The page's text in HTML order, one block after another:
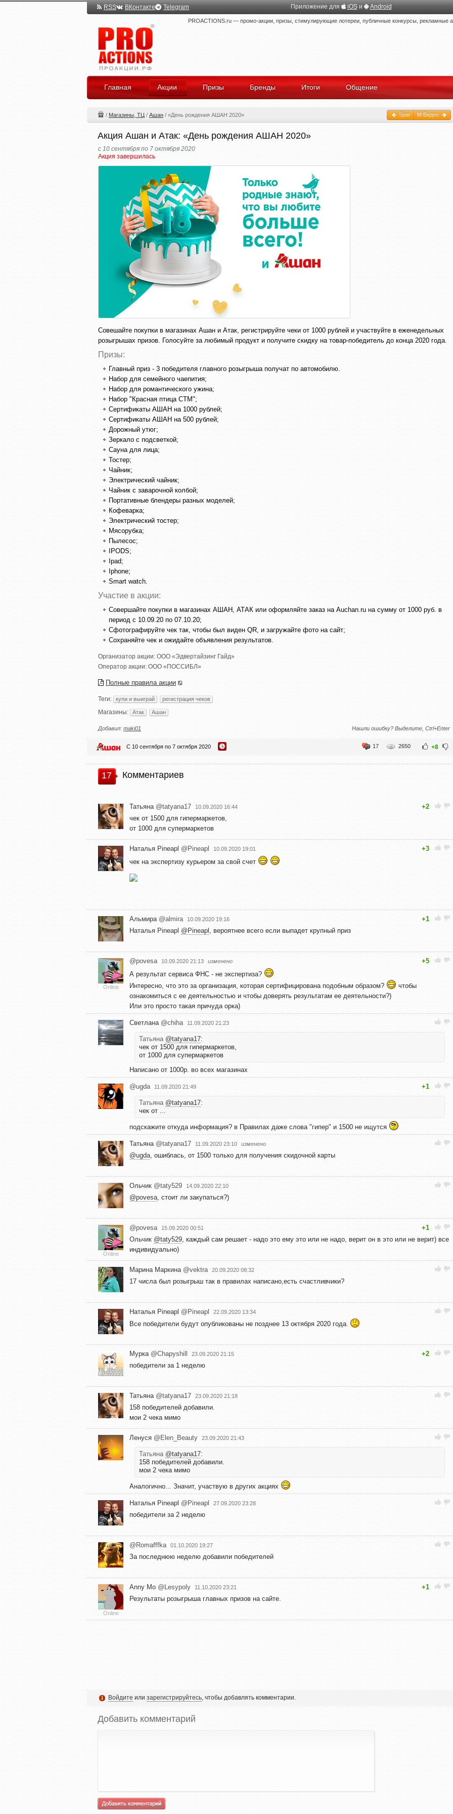
RSS ВКонтакте Telegram Приложение для iOSи Android
PROACTIONS.ru — промо-акции, призы, стимулирующие лотереи, публичные конкурсы, рекламные
Главная Акции Призы Бренды Итоги Общение
Spar М.Видео
/ Магазины, ТЦ / Ашан / «День рождения АШАН 2020»
Акция Ашан и Атак: «День рождения АШАН 2020»
с 10 сентября по 7 октября 2020
Акция завершилась
Совешайте покупки в магазинах Ашан и Атак, регистрируйте чеки от 1000 рублей и участвуйте в еженедельных
розыгрышах призов. Голосуйте за любимый продукт и получите скидку на товар-победитель до конца 2020 года.
Призы:
Главный приз - 3 победителя главного розыгрыша получат по автомобилю.
Набор для семейного чаепития;
Набор для романтического ужина;
Набор "Красная птица СТМ";
Сертификаты АШАН на 1000 рублей;
Сертификаты АШАН на 500 рублей;
Дорожный утюг;
Зеркало с подсветкой;
Сауна для лица;
Тостер;
Чайник;
Электрический чайник;
Чайник с заварочной колбой;
Портативные блендеры разных моделей;
Кофеварка;
Электрический тостер;
Мясорубка;
Пылесос;
IPODS;
Ipad;
Iphone;
Smart watch.
Участие в акции:
Совершайте покупки в магазинах АШАН, АТАК или оформляйте заказ на Auchan.ru на сумму от 1000 руб. в
период с 10.09.20 по 07.10.20;
Сфотографируйте чек так, чтобы был виден QR, и загружайте фото на сайт;
Сохраняйте чек и ожидайте объявления результатов.
Организатор акции: ООО «Эдвертайзинг Гайд»
Оператор акции: ООО «ПОССИБЛ»
Полные правила акции
Теги: купи и выиграй регистрация чеков
Магазины: Атак Ашан
Добавил: maki01 Нашли ошибку? Выделите, Ctrl+Enter
С 10 сентября по 7 октября 2020 +8
2650
17
17 Комментариев
Татьяна @tatyana17 10.09.2020 16:44
+2
чек от 1500 для гипермаркетов,
от 1000 для супермаркетов
Наталья Pineapl @Pineapl 10.09.2020 19:01
+3
чек на экспертизу курьером за свой счет
Альмира @almira 10.09.2020 19:16
+1
Наталья Pineapl @Pineapl , вероятнее всего если выпадет крупный приз
Online
@povesa 10.09.2020 21:13 изменено
+5
А результат сервиса ФНС - не экспертиза?
Интересно, что это за организация, которая сертифицирована подобным образом?
чтобы
ознакомиться с ее деятельностью и чтобы доверять результатам ее деятельности?)
Или это просто такая причуда орка)
Светлана @chiha 11.09.2020 21:23
Татьяна @tatyana17:
чек от 1500 для гипермаркетов,
от 1000 для супермаркетов
Написано от 1000р. во всех магазинах
@ugda 11.09.2020 21:49 +1
Татьяна @tatyana17:
чек от ...
подскажите откуда информация? в Правилах даже слова "гипер" и 1500 не ищутся
Татьяна @tatyana17 11.09.2020 23:10 изменено
@ugda, ошиблась, от 1500 только для получения скидочной карты
Ольчик @taty529 14.09.2020 22:10
@povesa, стоит ли закупаться?)
Online
@povesa 15.09.2020 00:51
+1
Ольчик @taty529, каждый сам решает - надо это ему это или не надо, верит он в это или не верит) все
индивидуально)
Марина Маркина @vektra 20.09.2020 08:32
17 числа был розыгрыш так в правилах написано,есть счастливчики?
Наталья Pineapl @Pineapl 22.09.2020 13:34
Все победители будут опубликованы не позднее 13 октября 2020 года.
Мурка @Chapyshill 23.09.2020 21:15
+2
победители за 1 неделю
Татьяна @tatyana17 23.09.2020 21:18
158 победителей добавили.
мои 2 чека мимо
Ленуся @Elen_Beauty 23.09.2020 21:43
Татьяна @tatyana17:
158 победителей добавили.
мои 2 чека мимо
Аналогично... Значит, участвую в других акциях
Наталья Pineapl @Pineapl 27.09.2020 23:28
победители за 2 неделю
@Romafffka 01.10.2020 19:27
За последнюю неделю добавили победителей
Online
Anny Mo @Lesypoly 11.10.2020 23:21
+1
Результаты розыгрыша главных призов на сайте.
Войдите или зарегистрируйтесь, чтобы добавлять комментарии.
Добавить комментарий